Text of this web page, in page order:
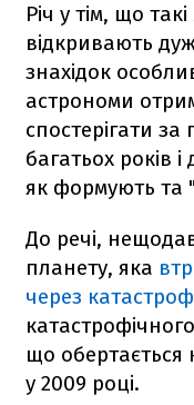
Річ у тім, що
відкривають
знахідок
астрономи
спостерігати
багатьох років
як формують та
До речі,
планету, яка
через
що обертається
у 2009 році.